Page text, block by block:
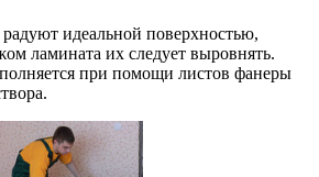
идеальной поверхностью,
ламината их следует выровнять.
при помощи листов фанеры